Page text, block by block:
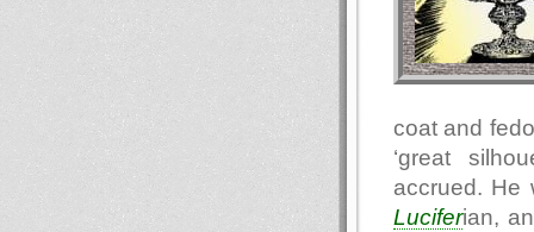
coat and
‘great
accrued. He
Luciferian,